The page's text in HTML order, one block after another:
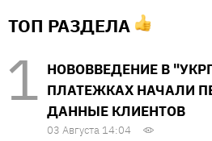
ТОП РАЗДЕЛА
НОВОВВЕДЕНИЕ В
ПЛАТЕЖКАХ НАЧАЛИ
ДАННЫЕ КЛИЕНТОВ
03 Августа 14:04